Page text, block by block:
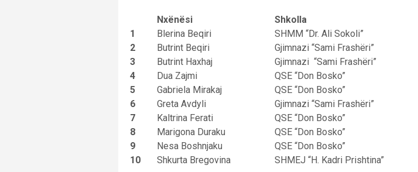
Nxënësi Shkolla
1
Blerina Beqiri SHMM “Dr. Ali Sokoli”
2
Butrint Beqiri Gjimnazi “Sami Frashëri”
3
Butrint Haxhaj Gjimnazi “Sami Frashëri”
4
Dua Zajmi QSE “Don Bosko”
5
Gabriela Mirakaj QSE “Don Bosko”
6
Greta Avdyli Gjimnazi “Sami Frashëri”
7
Kaltrina Ferati QSE “Don Bosko”
8
Marigona Duraku QSE “Don Bosko”
9
Nesa Boshnjaku QSE “Don Bosko”
10
Shkurta Bregovina SHMEJ “H. Kadri Prishtina”